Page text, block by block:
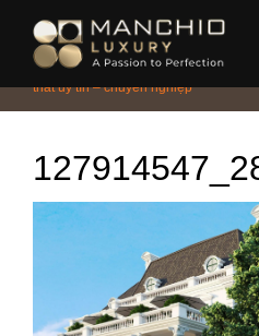
Home/Tin Tức & Sự Kiện/Tuyệt
thất uy tín – chuyên nghiệp